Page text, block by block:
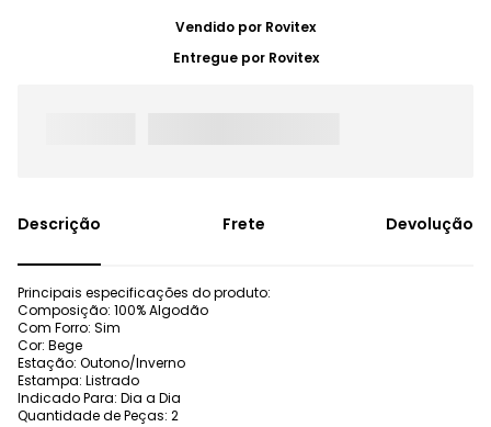
Vendido por Rovitex
Entregue por Rovitex
Frete Devolução
Principais especificações do produto:
Composição: 100% Algodão
Com Forro: Sim
Cor: Bege
Estação: Outono/Inverno
Estampa: Listrado
Indicado Para: Dia a Dia
Quantidade de Peças: 2